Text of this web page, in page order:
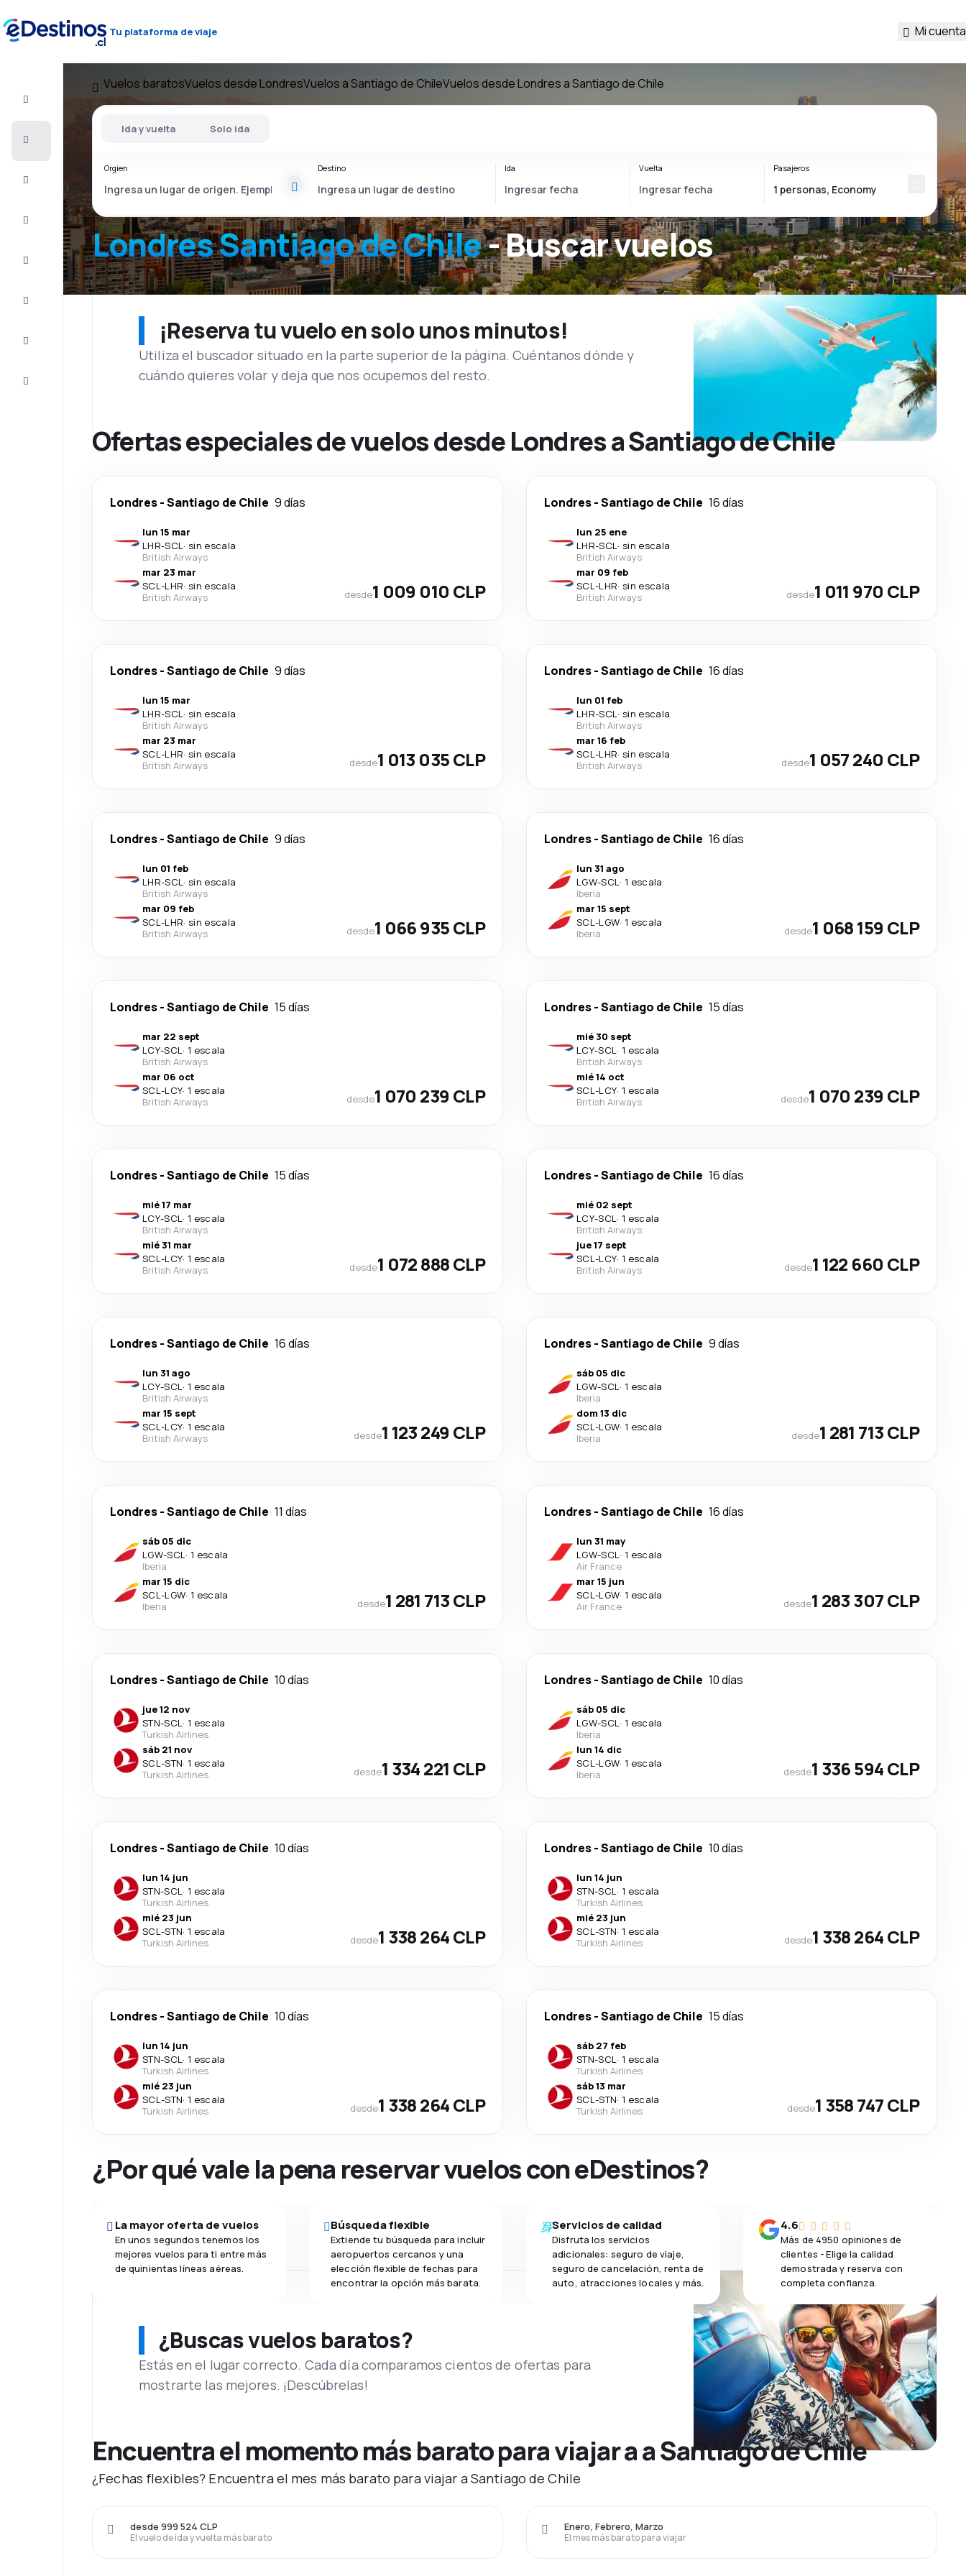
Tu plataforma de viaje Mi cuenta
Alojamientos
Ofertas
Completa
Vuelos baratosVuelos desde LondresVuelos a Santiago de ChileVuelos desde Londres a Santiago de Chile
Londres Santiago de Chile- Buscar vuelos
Ida y vuelta Solo ida
Orgien Destino Ida Vuelta Pasajeros
¡Reserva tu vuelo en solo unos minutos!
Utiliza el buscador situado en la parte superior de la página. Cuéntanos dónde y
cuándo quieres volar y deja que nos ocupemos del resto.
Ofertas especiales de vuelos desde Londres a Santiago de Chile
Londres-Santiago de Chile 9 días
lun 15 mar
LHR-SCL· sin escala
British Airways
mar 23 mar
SCL-LHR· sin escala
British Airways
desde1 009 010 CLP
Londres-Santiago de Chile 16 días
lun 25 ene
LHR-SCL· sin escala
British Airways
mar 09 feb
SCL-LHR· sin escala
British Airways
desde1 011 970 CLP
Londres-Santiago de Chile 9 días
lun 15 mar
LHR-SCL· sin escala
British Airways
mar 23 mar
SCL-LHR· sin escala
British Airways
desde1 013 035 CLP
Londres-Santiago de Chile 16 días
lun 01 feb
LHR-SCL· sin escala
British Airways
mar 16 feb
SCL-LHR· sin escala
British Airways
desde1 057 240 CLP
Londres-Santiago de Chile 9 días
lun 01 feb
LHR-SCL· sin escala
British Airways
mar 09 feb
SCL-LHR· sin escala
British Airways
desde1 066 935 CLP
Londres-Santiago de Chile 16 días
lun 31 ago
LGW-SCL· 1 escala
Iberia
mar 15 sept
SCL-LGW· 1 escala
Iberia
desde1 068 159 CLP
Londres-Santiago de Chile 15 días
mar 22 sept
LCY-SCL· 1 escala
British Airways
mar 06 oct
SCL-LCY· 1 escala
British Airways
desde1 070 239 CLP
Londres-Santiago de Chile 15 días
mié 30 sept
LCY-SCL· 1 escala
British Airways
mié 14 oct
SCL-LCY· 1 escala
British Airways
desde1 070 239 CLP
Londres-Santiago de Chile 15 días
mié 17 mar
LCY-SCL· 1 escala
British Airways
mié 31 mar
SCL-LCY· 1 escala
British Airways
desde1 072 888 CLP
Londres-Santiago de Chile 16 días
mié 02 sept
LCY-SCL· 1 escala
British Airways
jue 17 sept
SCL-LCY· 1 escala
British Airways
desde1 122 660 CLP
Londres-Santiago de Chile 16 días
lun 31 ago
LCY-SCL· 1 escala
British Airways
mar 15 sept
SCL-LCY· 1 escala
British Airways
desde1 123 249 CLP
Londres-Santiago de Chile 9 días
sáb 05 dic
LGW-SCL· 1 escala
Iberia
dom 13 dic
SCL-LGW· 1 escala
Iberia
desde1 281 713 CLP
Londres-Santiago de Chile 11 días
sáb 05 dic
LGW-SCL· 1 escala
Iberia
mar 15 dic
SCL-LGW· 1 escala
Iberia
desde1 281 713 CLP
Londres-Santiago de Chile 16 días
lun 31 may
LGW-SCL· 1 escala
Air France
mar 15 jun
SCL-LGW· 1 escala
Air France
desde1 283 307 CLP
Londres-Santiago de Chile 10 días
jue 12 nov
STN-SCL· 1 escala
Turkish Airlines
sáb 21 nov
SCL-STN· 1 escala
Turkish Airlines
desde1 334 221 CLP
Londres-Santiago de Chile 10 días
sáb 05 dic
LGW-SCL· 1 escala
Iberia
lun 14 dic
SCL-LGW· 1 escala
Iberia
desde1 336 594 CLP
Londres-Santiago de Chile 10 días
lun 14 jun
STN-SCL· 1 escala
Turkish Airlines
mié 23 jun
SCL-STN· 1 escala
Turkish Airlines
desde1 338 264 CLP
Londres-Santiago de Chile 10 días
lun 14 jun
STN-SCL· 1 escala
Turkish Airlines
mié 23 jun
SCL-STN· 1 escala
Turkish Airlines
desde1 338 264 CLP
Londres-Santiago de Chile 10 días
lun 14 jun
STN-SCL· 1 escala
Turkish Airlines
mié 23 jun
SCL-STN· 1 escala
Turkish Airlines
desde1 338 264 CLP
Londres-Santiago de Chile 15 días
sáb 27 feb
STN-SCL· 1 escala
Turkish Airlines
sáb 13 mar
SCL-STN· 1 escala
Turkish Airlines
desde1 358 747 CLP
¿Por qué vale la pena reservar vuelos con eDestinos?
La mayor oferta de vuelos
En unos segundos tenemos los
mejores vuelos para ti entre más
de quinientas líneas aéreas.
Búsqueda flexible
Extiende tu búsqueda para incluir
aeropuertos cercanos y una
elección flexible de fechas para
encontrar la opción más barata.
Servicios de calidad
Disfruta los servicios
adicionales: seguro de viaje,
seguro de cancelación, renta de
auto, atracciones locales y más.
4.6
Más de 4950 opiniones de
clientes - Elige la calidad
demostrada y reserva con
completa confianza.
¿Buscas vuelos baratos?
Estás en el lugar correcto. Cada día comparamos cientos de ofertas para
mostrarte las mejores. ¡Descúbrelas!
Encuentra el momento más barato para viajar a a Santiago de Chile
¿Fechas flexibles? Encuentra el mes más barato para viajar a Santiago de Chile
El vuelo de ida y vuelta más barato
desde 999 524 CLP
El mes más barato para viajar
Enero, Febrero, Marzo